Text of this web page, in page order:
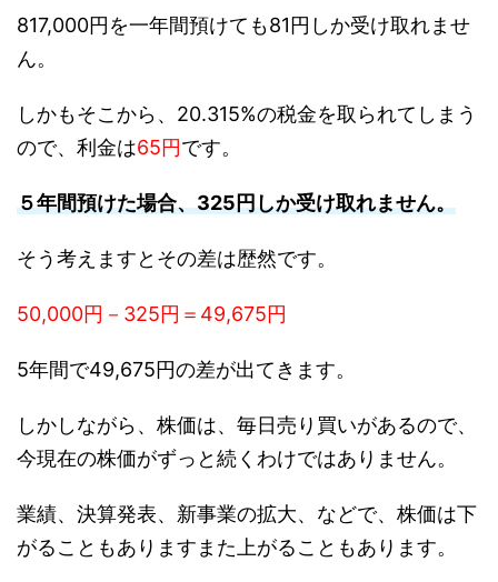
817,000円を一年間預けても81円 しか受け取れませ
ん。
しかもそこから、20.315%の税金を取られてしまう
ので、利金は65円です。
５年間預けた場合、325円しか受け取れません。
そう考えますとその差は歴然です。
50,000円－325円＝49,675円
5年間で49,675円の差が出てきます。
しかしながら、株価は、毎日売り買いがあるので、
今現在の株価がずっと続くわけではありません。
業績、決算発表、新事業の拡大、などで、株価は下
がることもありますまた上がることもあります。